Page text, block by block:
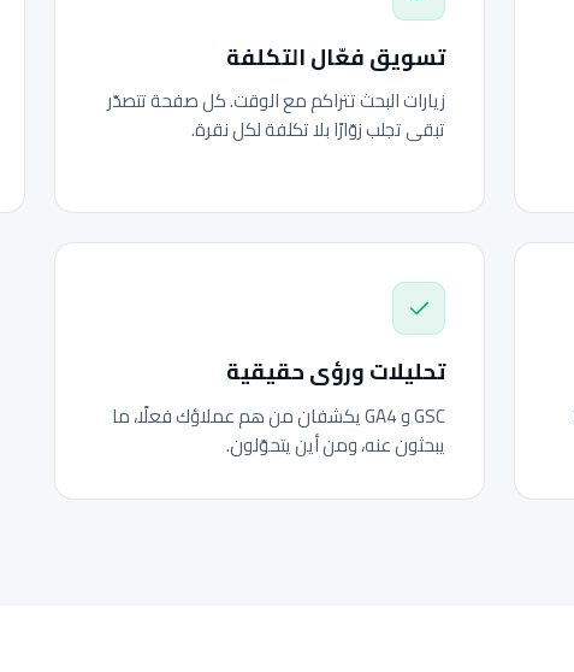
تسويق فعّال التكلفة
زيارات البحث تتراكم مع الوقت. كل صفحة تتصدّر
تبقى تجلب زوّارًا بلا تكلفة لكل نقرة.
تحليلات ورؤى حقيقية
GSC و GA4 يكشفان من هم عملاؤك فعلًا، ما
يبحثون عنه، ومن أين يتحوّلون.